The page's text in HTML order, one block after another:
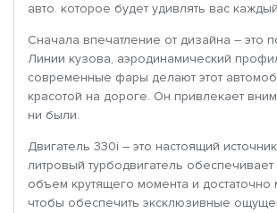
авто. которое будет удивлять вас
Сначала впечатление от дизайна – это
Линии кузова, аэродинамический
современные фары делают этот
красотой на дороге. Он привлекает
ни были.
Двигатель 330i – это настоящий
литровый турбодвигатель обеспечивает
объем крутящего момента и достаточно
чтобы обеспечить эксклюзивные